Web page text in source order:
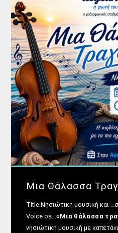
Μια Θάλασσα
Title:Νησιώτικη μουσική και
Voice σε...«Μια θάλασσα
νησιώτικη μουσική με